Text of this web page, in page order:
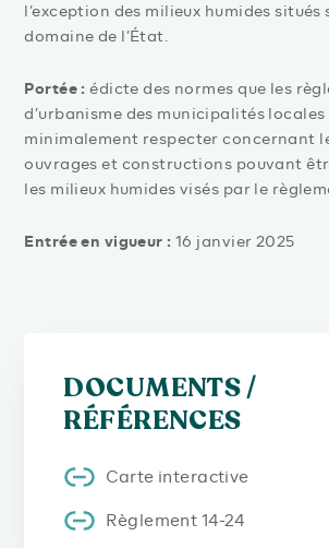
l’exception des milieux humides situés
domaine de l’État.
Portée :édicte des normes que les
d’urbanisme des municipalités
minimalement respecter concernant
ouvrages et constructions pouvant
les milieux humides visés par le
Entrée en vigueur : 16 janvier 2025
DOCUMENTS /
RÉFÉRENCES
Carte interactive
Règlement 14-24